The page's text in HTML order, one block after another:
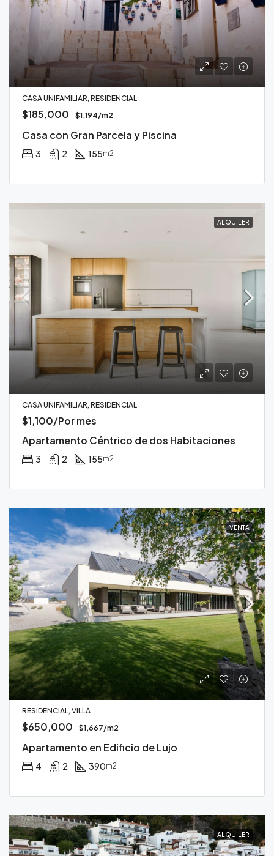
CASA UNIFAMILIAR, RESIDENCIAL
$185,000 $1,194/m2
Casa con Gran Parcela y Piscina
3 2 155m2
ALQUILER
CASA UNIFAMILIAR, RESIDENCIAL
$1,100/Por mes
Apartamento Céntrico de dos Habitaciones
3 2 155m2
VENTA
RESIDENCIAL, VILLA
$650,000 $1,667/m2
Apartamento en Edificio de Lujo
4 2 390m2
ALQUILER